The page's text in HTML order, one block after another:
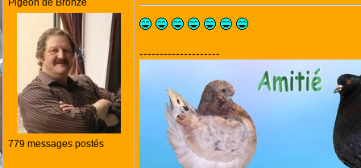
Pigeon de Bronze
779 messages postés
--------------------